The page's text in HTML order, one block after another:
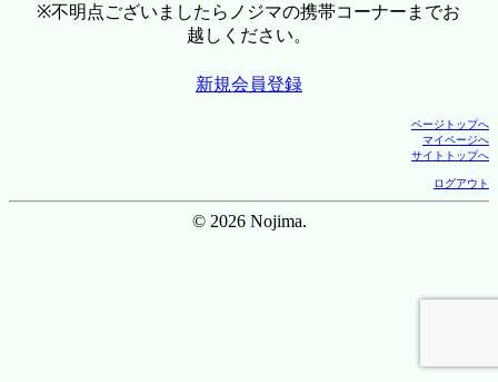
※不明点ございましたらノジマの携帯コーナーまでお
越しください。
新規会員登録
ページトップへ
マイページへ
サイトトップへ
ログアウト
© 2026 Nojima.